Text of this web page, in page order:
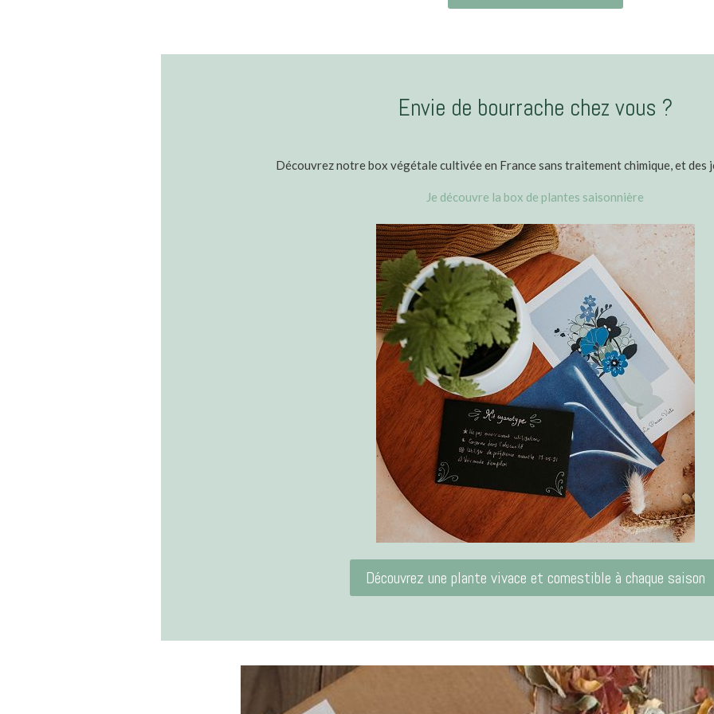
Envie de bourrache chez vous ?
Découvrez notre box végétale cultivée en France sans traitement chimique, et des
Je découvre la box de plantes saisonnière
Découvrez une plante vivace et comestible à chaque saison